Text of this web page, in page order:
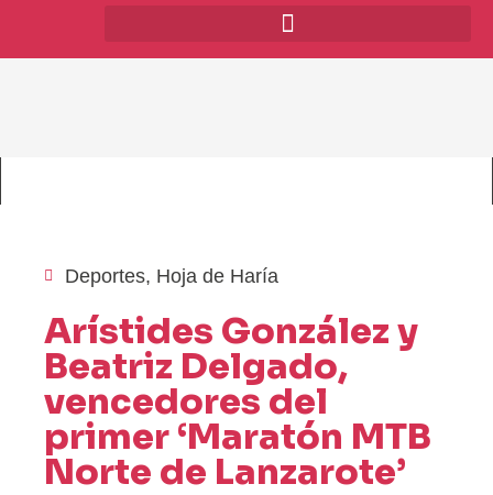
Deportes, Hoja de Haría
Arístides González y
Beatriz Delgado,
vencedores del
primer ‘Maratón MTB
Norte de Lanzarote’